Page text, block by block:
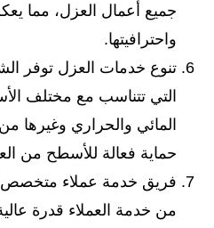
جميع أعمال العزل، مما
واحترافيتها.
تنوع خدمات العزل توفر
التي تتناسب مع مختلف
المائي والحراري وغيرها
حماية فعالة للأسطح من
فريق خدمة عملاء متخصص:
من خدمة العملاء قدرة